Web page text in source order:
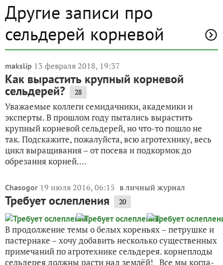
Другие записи про
сельдерей корневой
makslip 13 февраля 2018, 19:37
Как вырастить крупный корневой
сельдерей? 28
Уважаемые коллеги семидачники, академики и
эксперты. В прошлом году пытались вырастить
крупный корневой сельдерей, но что-то пошло не
так. Подскажите, пожалуйста, всю агротехнику, весь
цикл выращивания – от посева и подкормок до
обрезания корней....
Chasogor 19 июля 2016, 06:15 в личный журнал
Требует ослепления 20
В продолжение темы о белых кореньях – петрушке и
пастернаке – хочу добавить несколько существенных
примечаний по агротехнике сельдерея. корнеплоды
сельдерея должны расти над землёй! Все мы когда-